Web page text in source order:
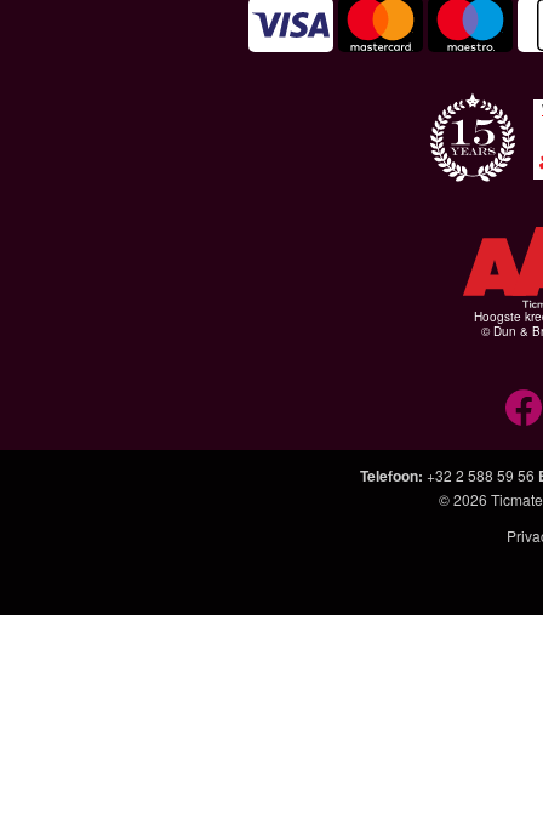
Hoogste
© Dun &
Telefoon: +32 2 588 59 56
© 2026